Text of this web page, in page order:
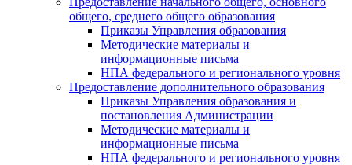
общего, среднего общего образования
Приказы Управления образования
Методические материалы и
информационные письма
НПА федерального и регионального уровня
Предоставление дополнительного образования
Приказы Управления образования и
постановления Администрации
Методические материалы и
информационные письма
НПА федерального и регионального уровня